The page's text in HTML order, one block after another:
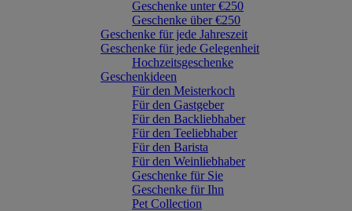
Geschenke unter €250
Geschenke über €250
Geschenke für jede Jahreszeit
Geschenke für jede Gelegenheit
Hochzeitsgeschenke
Geschenkideen
Für den Meisterkoch
Für den Gastgeber
Für den Backliebhaber
Für den Teeliebhaber
Für den Barista
Für den Weinliebhaber
Geschenke für Sie
Geschenke für Ihn
Pet Collection